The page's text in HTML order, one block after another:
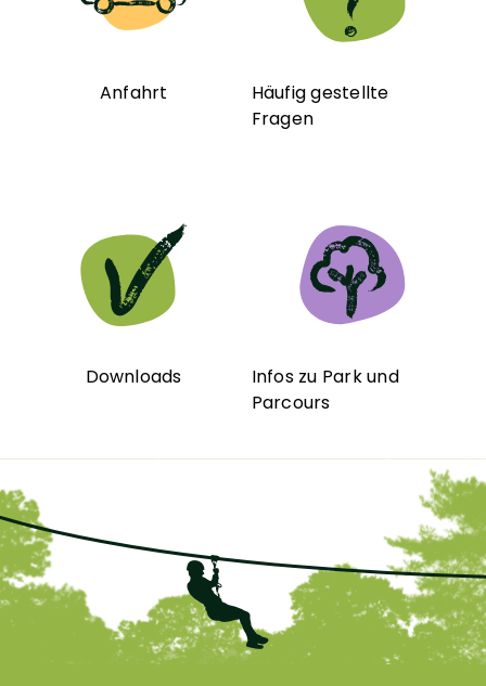
Anfahrt
Häufig gestellte
Fragen
Downloads
Infos zu Park und
Parcours